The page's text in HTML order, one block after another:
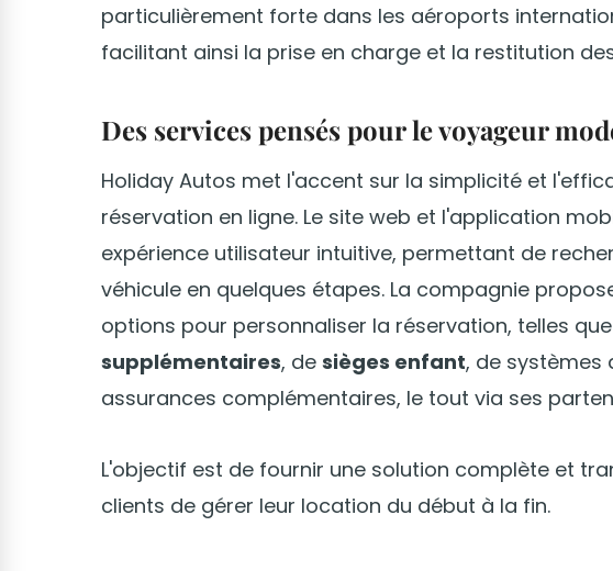
particulièrement forte dans les aéroports
facilitant ainsi la prise en charge et la restitution
Des services pensés pour le voyageur
Holiday Autos met l'accent sur la simplicité et
réservation en ligne. Le site web et l'application
expérience utilisateur intuitive, permettant de
véhicule en quelques étapes. La compagnie
options pour personnaliser la réservation, telles
supplémentaires, de sièges enfant, de systèmes
assurances complémentaires, le tout via ses
L'objectif est de fournir une solution complète et
clients de gérer leur location du début à la fin.